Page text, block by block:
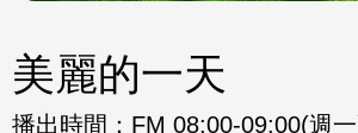
美麗的一天
播出時間： FM 08:00-09:00(週